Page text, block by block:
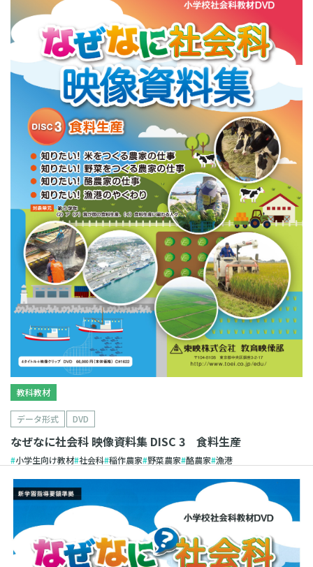
教科教材
データ形式 DVD
なぜなに社会科 映像資料集 DISC 3 食料生産
小学生向け教材 社会科 稲作農家 野菜農家 酪農家 漁港